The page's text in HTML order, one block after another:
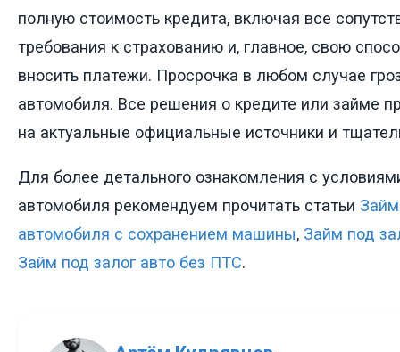
полную стоимость кредита, включая все
требования к страхованию и, главное, свою
вносить платежи. Просрочка в любом случае
автомобиля. Все решения о кредите или займе
на актуальные официальные источники и
Для более детального ознакомления с
автомобиля рекомендуем прочитать статьи
автомобиля с сохранением машины, Займ под
Займ под залог авто без ПТС.